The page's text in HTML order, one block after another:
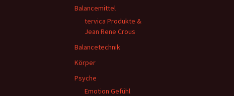
Balancemittel
tervica Produkte &
Jean Rene Crous
Balancetechnik
Körper
Psyche
Emotion Gefühl